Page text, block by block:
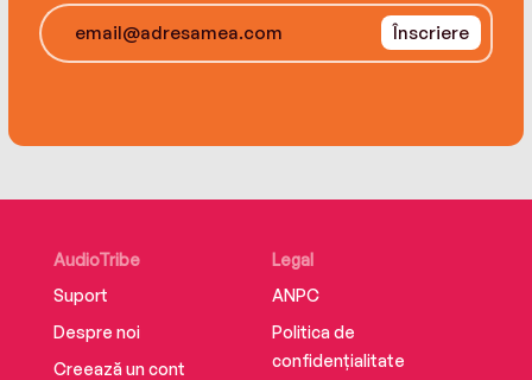
Înscriere
AudioTribe
Suport
Despre noi
Creează un cont
Legal
ANPC
Politica de
confidențialitate